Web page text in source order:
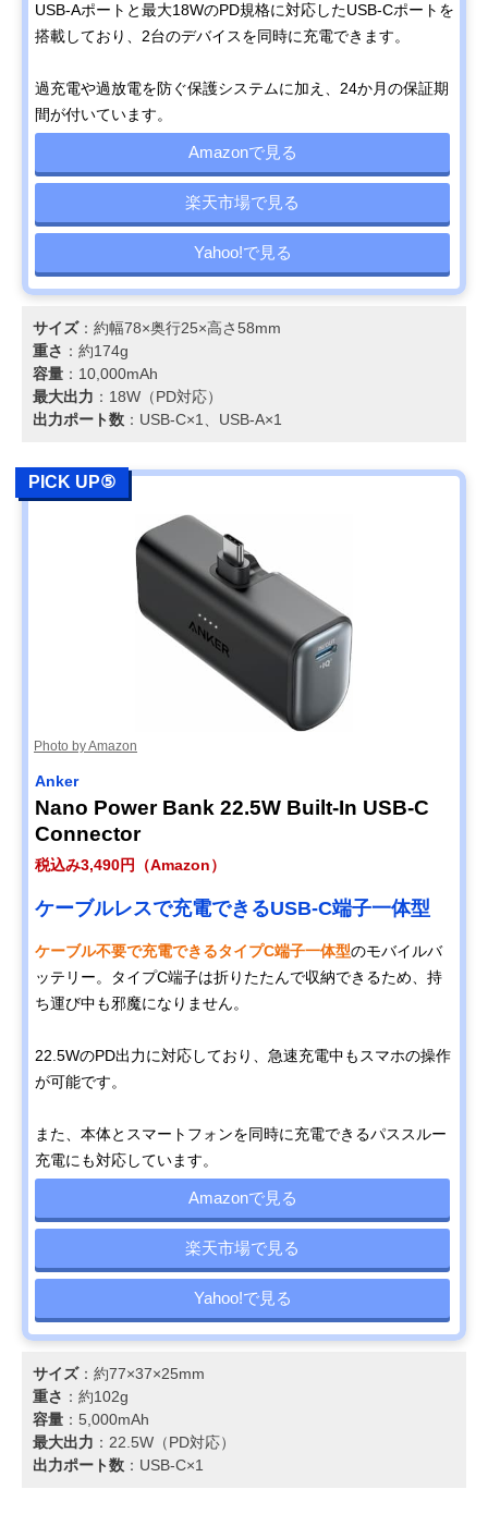
USB-Aポートと最大18WのPD規格に対応したUSB-Cポートを
搭載しており、2台のデバイスを同時に充電できます。
過充電や過放電を防ぐ保護システムに加え、24か月の保証期
間が付いています。
Amazonで見る
楽天市場で見る
Yahoo!で見る
サイズ：約幅78×奥行25×高さ58mm
重さ ：約174g
容量 ：10,000mAh
最大出力 ：18W（PD対応）
出力ポート数 ：USB-C×1、USB-A×1
PICK UP⑤
Photo by Amazon
Anker
Nano Power Bank 22.5W Built-In USB-C
Connector
税込み3,490円（Amazon）
ケーブルレスで充電できるUSB-C端子一体型
ケーブル不要で充電できるタイプC端子一体型のモバイルバ
ッテリー。タイプC端子は折りたたんで収納できるため、持
ち運び中も邪魔になりません。
22.5WのPD出力に対応しており、急速充電中もスマホの操作
が可能です。
また、本体とスマートフォンを同時に充電できるパススルー
充電にも対応しています。
Amazonで見る
楽天市場で見る
Yahoo!で見る
サイズ：約77×37×25mm
重さ ：約102g
容量 ：5,000mAh
最大出力 ：22.5W（PD対応）
出力ポート数 ：USB-C×1